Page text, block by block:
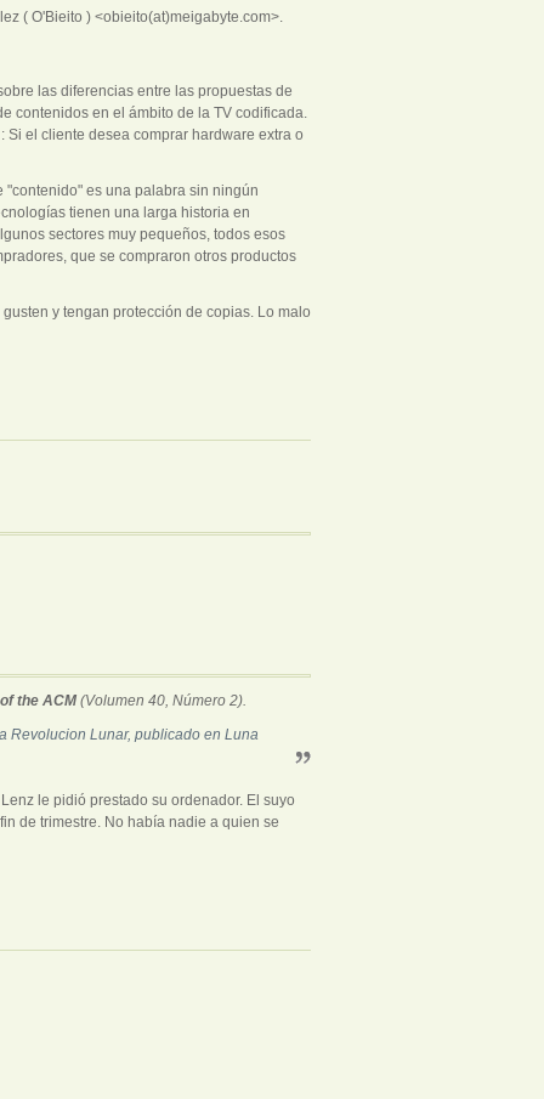
( O'Bieito ) <obieito(at)meigabyte.com>.
las diferencias entre las propuestas de
contenidos en el ámbito de la TV codificada.
el cliente desea comprar hardware extra o
es una palabra sin ningún
tienen una larga historia en
sectores muy pequeños, todos esos
que se compraron otros productos
y tengan protección de copias. Lo malo
the ACM (Volumen 40, Número 2).
Revolucion Lunar, publicado en Luna
le pidió prestado su ordenador. El suyo
de trimestre. No había nadie a quien se